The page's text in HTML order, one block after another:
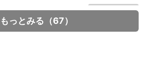
もっとみる（67）